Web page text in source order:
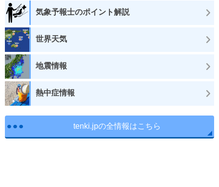
気象予報士のポイント解説
世界天気
地震情報
熱中症情報
tenki.jpの全情報はこちら